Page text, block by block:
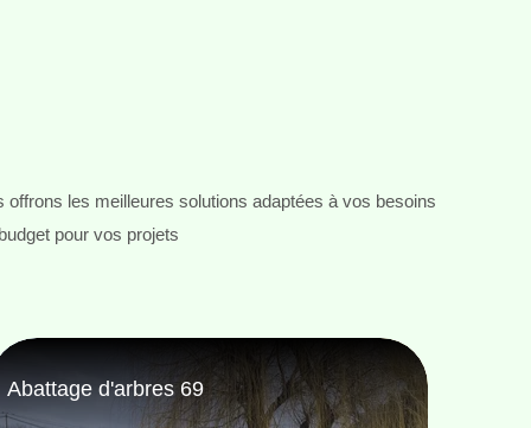
offrons les meilleures solutions adaptées à vos besoins
pour vos projets
Taille de haie 69